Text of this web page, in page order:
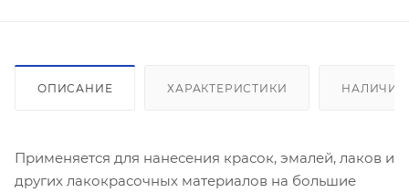
ОПИСАНИЕ ХАРАКТЕРИСТИКИ НАЛИЧИЕ
Применяется для нанесения красок, эмалей, лаков и
других лакокрасочных материалов на большие